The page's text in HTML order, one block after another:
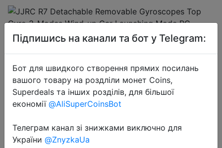
2019-06-17
JJRC R7 Detachable Removable
Gyroscopes Top Gyro 3-Modes
Wind-up Car Launching Mode RC
Robot Toy
$5.99
Підпишись на канали та бот у Telegram:
Бот для швидкого створення прямих посилань
вашого товару на роздліли монет Coins,
Superdeals та інших розділів, для більшої
економії @AliSuperCoinsBot
Телеграм канал зі знижками виключно для
України @ZnyzkaUa